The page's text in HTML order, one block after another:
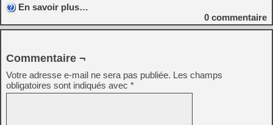
En savoir plus…
0 commentaire
Commentaire ¬
Votre adresse e-mail ne sera pas publiée. Les champs
obligatoires sont indiqués avec *